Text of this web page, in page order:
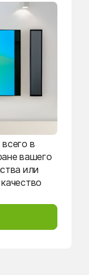
в
вашего
или